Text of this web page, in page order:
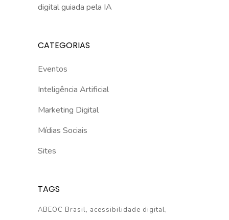
digital guiada pela IA
CATEGORIAS
Eventos
Inteligência Artificial
Marketing Digital
Mídias Sociais
Sites
TAGS
ABEOC Brasil acessibilidade digital